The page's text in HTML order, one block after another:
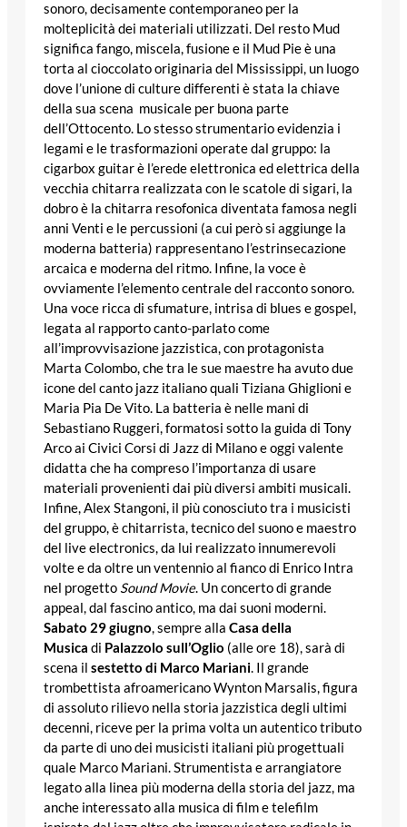
sonoro, decisamente contemporaneo per la
molteplicità dei materiali utilizzati. Del resto Mud
significa fango, miscela, fusione e il Mud Pie è una
torta al cioccolato originaria del Mississippi, un luogo
dove l’unione di culture differenti è stata la chiave
della sua scena musicale per buona parte
dell’Ottocento. Lo stesso strumentario evidenzia i
legami e le trasformazioni operate dal gruppo: la
cigarbox guitar è l’erede elettronica ed elettrica della
vecchia chitarra realizzata con le scatole di sigari, la
dobro è la chitarra resofonica diventata famosa negli
anni Venti e le percussioni (a cui però si aggiunge la
moderna batteria) rappresentano l’estrinsecazione
arcaica e moderna del ritmo. Infine, la voce è
ovviamente l’elemento centrale del racconto sonoro.
Una voce ricca di sfumature, intrisa di blues e gospel,
legata al rapporto canto-parlato come
all’improvvisazione jazzistica, con protagonista
Marta Colombo, che tra le sue maestre ha avuto due
icone del canto jazz italiano quali Tiziana Ghiglioni e
Maria Pia De Vito. La batteria è nelle mani di
Sebastiano Ruggeri, formatosi sotto la guida di Tony
Arco ai Civici Corsi di Jazz di Milano e oggi valente
didatta che ha compreso l’importanza di usare
materiali provenienti dai più diversi ambiti musicali.
Infine, Alex Stangoni, il più conosciuto tra i musicisti
del gruppo, è chitarrista, tecnico del suono e maestro
del live electronics, da lui realizzato innumerevoli
volte e da oltre un ventennio al fianco di Enrico Intra
nel progetto Sound Movie. Un concerto di grande
appeal, dal fascino antico, ma dai suoni moderni.
Sabato 29 giugno, sempre alla Casa della
Musica di Palazzolo sull’Oglio (alle ore 18), sarà di
scena il sestetto di Marco Mariani. Il grande
trombettista afroamericano Wynton Marsalis, figura
di assoluto rilievo nella storia jazzistica degli ultimi
decenni, riceve per la prima volta un autentico tributo
da parte di uno dei musicisti italiani più progettuali
quale Marco Mariani. Strumentista e arrangiatore
legato alla linea più moderna della storia del jazz, ma
anche interessato alla musica di film e telefilm